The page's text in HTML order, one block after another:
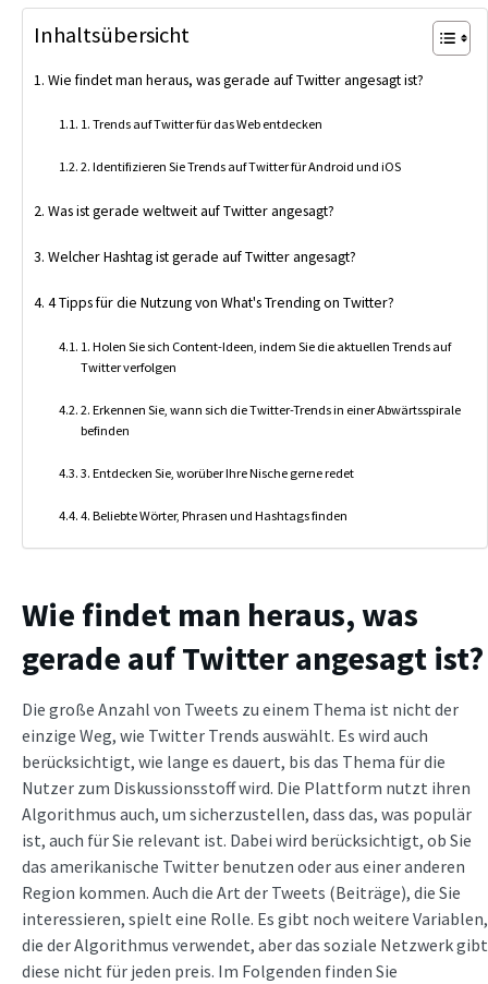
Inhaltsübersicht
Wie findet man heraus, was gerade auf Twitter angesagt ist?
1. Trends auf Twitter für das Web entdecken
2. Identifizieren Sie Trends auf Twitter für Android und iOS
Was ist gerade weltweit auf Twitter angesagt?
Welcher Hashtag ist gerade auf Twitter angesagt?
4 Tipps für die Nutzung von What's Trending on Twitter?
1. Holen Sie sich Content-Ideen, indem Sie die aktuellen Trends auf
Twitter verfolgen
2. Erkennen Sie, wann sich die Twitter-Trends in einer Abwärtsspirale
befinden
3. Entdecken Sie, worüber Ihre Nische gerne redet
4. Beliebte Wörter, Phrasen und Hashtags finden
Wie findet man heraus, was
gerade auf Twitter angesagt ist?
Die große Anzahl von Tweets zu einem Thema ist nicht der
einzige Weg, wie Twitter Trends auswählt. Es wird auch
berücksichtigt, wie lange es dauert, bis das Thema für die
Nutzer zum Diskussionsstoff wird. Die Plattform nutzt ihren
Algorithmus auch, um sicherzustellen, dass das, was populär
ist, auch für Sie relevant ist. Dabei wird berücksichtigt, ob Sie
das amerikanische Twitter benutzen oder aus einer anderen
Region kommen. Auch die Art der Tweets (Beiträge), die Sie
interessieren, spielt eine Rolle. Es gibt noch weitere Variablen,
die der Algorithmus verwendet, aber das soziale Netzwerk gibt
diese nicht für jeden preis. Im Folgenden finden Sie